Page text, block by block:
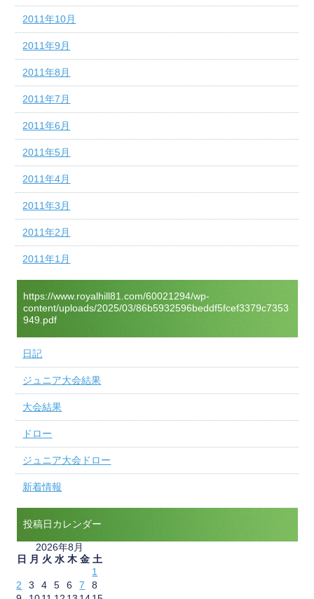
2011年10月
2011年9月
2011年8月
2011年7月
2011年6月
2011年5月
2011年4月
2011年3月
2011年2月
2011年1月
https://www.royalhill81.com/60021294/wp-
content/uploads/2025/03/86b5932596beddf5fcef3379c7353
949.pdf
日記
ジュニア大会結果
大会結果
ドロー
ジュニア大会ドロー
新着情報
投稿日カレンダー
2026年8月
日
月 火 水 木 金 土
1
2
3 4 5 6 7
8